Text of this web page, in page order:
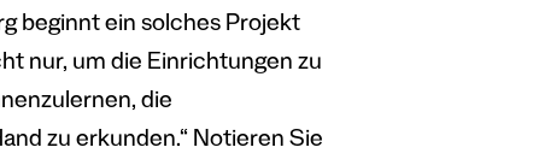
beginnt ein solches Projekt
nur, um die Einrichtungen zu
die
zu erkunden.“ Notieren Sie